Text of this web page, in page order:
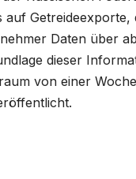
Daten über
dieser
von einer